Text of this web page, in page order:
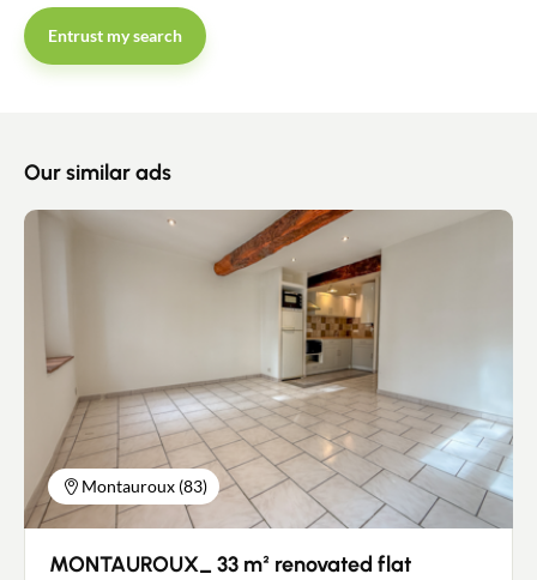
Entrust my search
Our similar ads
Montauroux (83)
MONTAUROUX_ 33 m² renovated flat